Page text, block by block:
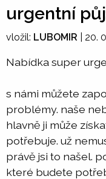
urgentní
vložil: LUBOMIR 20.
Nabídka super
s námi můžete
problémy. naše
hlavně ji může
potřebuje. už
právě jsi to našel.
které budete